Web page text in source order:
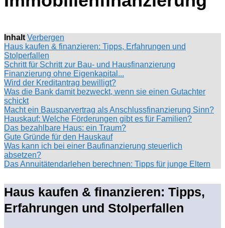
Inhalt Verbergen
Haus kaufen & finanzieren: Tipps, Erfahrungen und
Stolperfallen
Schritt für Schritt zur Bau- und Hausfinanzierung
Finanzierung ohne Eigenkapital...
Wird der Kreditantrag bewilligt?
Was die Bank damit bezweckt, wenn sie einen Gutachter
schickt
Macht ein Bausparvertrag als Anschlussfinanzierung Sinn?
Hauskauf: Welche Förderungen gibt es für Familien?
Das bezahlbare Haus: ein Traum?
Gute Gründe für den Hauskauf
Was kann ich bei einer Baufinanzierung steuerlich
absetzen?
Das Annuitätendarlehen berechnen: Tipps für junge Eltern
Haus kaufen & finanzieren: Tipps,
Erfahrungen und Stolperfallen